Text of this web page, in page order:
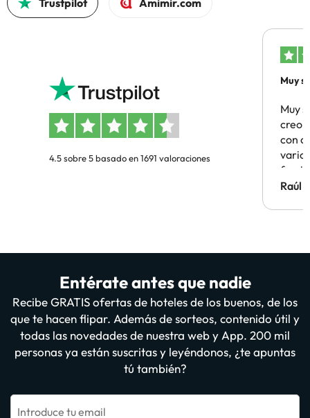
Trustpilot Amimir.com
4.5 sobre 5 basado en 1691 valoraciones
Muy
Muy
creo
con
Hotel
Raúl
Entérate antes que nadie
Recibe GRATIS ofertas de hoteles de los buenos, de los
que te hacen flipar. Además de sorteos, contenido útil y
todas las novedades de nuestra web y App. 200 mil
personas ya están suscritas y leyéndonos, ¿te apuntas
tú también?
Introduce tu email